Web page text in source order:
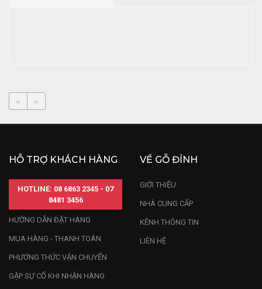
« »
HỖ TRỢ KHÁCH HÀNG
HOTLINE: 08 6863 2345 - 07
8481 3456
HƯỚNG DẪN ĐẶT HÀNG
MUA HÀNG - THANH TOÁN
PHƯƠNG THỨC VẬN CHUYỂN
GẶP SỰ CỐ KHI NHẬN HÀNG
VỀ GỖ ĐỈNH
GIỚI THIỆU
NHÀ CUNG CẤP
KÊNH THÔNG TIN
LIÊN HỆ